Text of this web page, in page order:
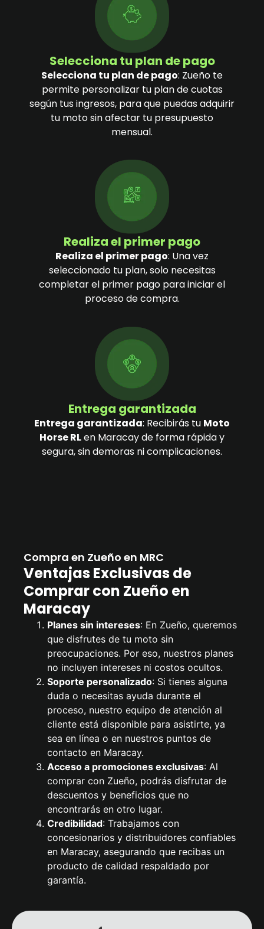
Selecciona tu plan de pago
Selecciona tu plan de pago: Zueño te
permite personalizar tu plan de cuotas
según tus ingresos, para que puedas adquirir
tu moto sin afectar tu presupuesto
mensual.
Realiza el primer pago
Realiza el primer pago: Una vez
seleccionado tu plan, solo necesitas
completar el primer pago para iniciar el
proceso de compra.
Entrega garantizada
Entrega garantizada: Recibirás tu Moto
Horse RLen Maracay de forma rápida y
segura, sin demoras ni complicaciones.
Compra en Zueño en MRC
Ventajas Exclusivas de
Comprar con Zueño en
Maracay
Planes sin intereses: En Zueño, queremos
que disfrutes de tu moto sin
preocupaciones. Por eso, nuestros planes
no incluyen intereses ni costos ocultos.
Soporte personalizado: Si tienes alguna
duda o necesitas ayuda durante el
proceso, nuestro equipo de atención al
cliente está disponible para asistirte, ya
sea en línea o en nuestros puntos de
contacto en Maracay.
Acceso a promociones exclusivas: Al
comprar con Zueño, podrás disfrutar de
descuentos y beneficios que no
encontrarás en otro lugar.
Credibilidad: Trabajamos con
concesionarios y distribuidores confiables
en Maracay, asegurando que recibas un
producto de calidad respaldado por
garantía.